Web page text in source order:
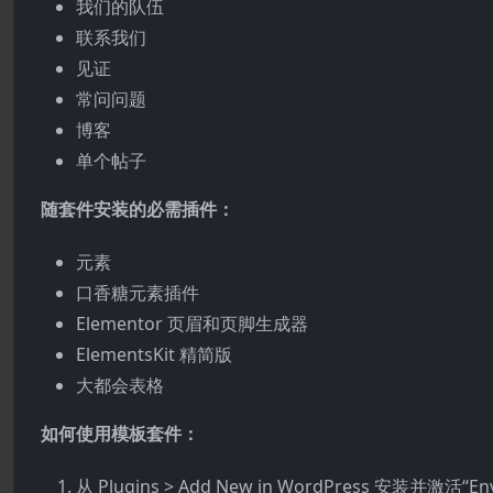
我们的队伍
联系我们
见证
常问问题
博客
单个帖子
随套件安装的必需插件：
元素
口香糖元素插件
Elementor 页眉和页脚生成器
ElementsKit 精简版
大都会表格
如何使用模板套件：
从 Plugins > Add New in WordPress 安装并激活